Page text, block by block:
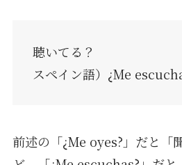
聴いてる？
スペイン語）¿Me
前述の「¿Me oyes?」だと「